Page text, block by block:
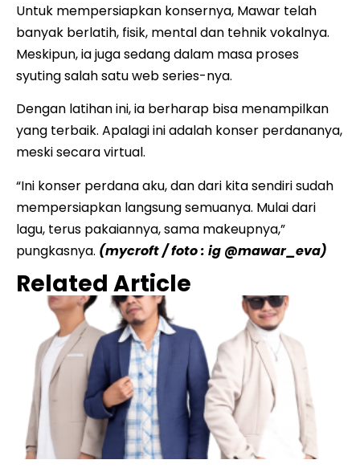
Untuk mempersiapkan konsernya, Mawar telah
banyak berlatih, fisik, mental dan tehnik vokalnya.
Meskipun, ia juga sedang dalam masa proses
syuting salah satu web series-nya.
Dengan latihan ini, ia berharap bisa menampilkan
yang terbaik. Apalagi ini adalah konser perdananya,
meski secara virtual.
“Ini konser perdana aku, dan dari kita sendiri sudah
mempersiapkan langsung semuanya. Mulai dari
lagu, terus pakaiannya, sama makeupnya,”
pungkasnya. (mycroft / foto : ig @mawar_eva)
Related Article